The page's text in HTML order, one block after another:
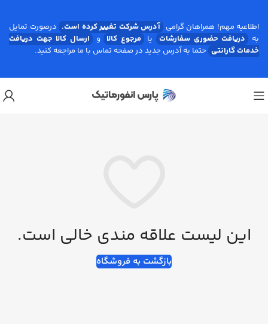
این لیست علاقه مندی خالی است.
بازگشت به فروشگاه
اطلاعیه مهم! همراهان گرامی آدرس شرکت تغییر کرده است. درصورت تمایل
به
دریافت حضوری سفارشات یا مرجوع کالا و ارسال کالا جهت دریافت
خدمات گارانتی حتما به آدرس جدید در صفحه تماس با ما مراجعه کنید.